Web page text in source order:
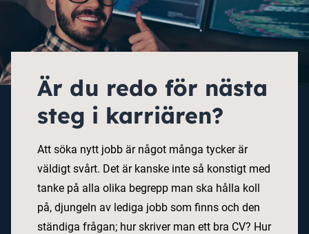
Är du redo för nästa
steg i karriären?
Att söka nytt jobb är något många tycker är
väldigt svårt. Det är kanske inte så konstigt med
tanke på alla olika begrepp man ska hålla koll
på, djungeln av lediga jobb som finns och den
ständiga frågan; hur skriver man ett bra CV? Hur